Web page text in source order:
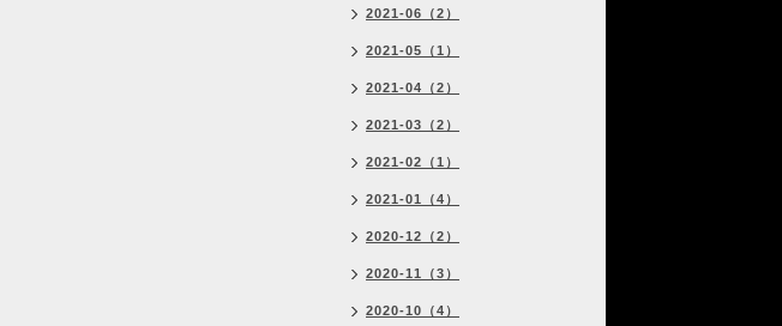
2021-06（2）
2021-05（1）
2021-04（2）
2021-03（2）
2021-02（1）
2021-01（4）
2020-12（2）
2020-11（3）
2020-10（4）